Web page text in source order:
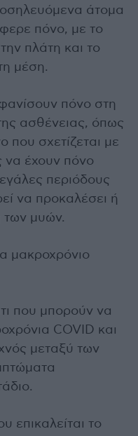
άτομα
πόνο, με το
πλάτη και το
μέση.
πόνο στη
ασθένειας, όπως
που σχετίζεται με
να έχουν πόνο
περιόδους
να προκαλέσει ή
των μυών.
μακροχρόνιο
που μπορούν να
COVID και
μεταξύ των
επικαλείται το